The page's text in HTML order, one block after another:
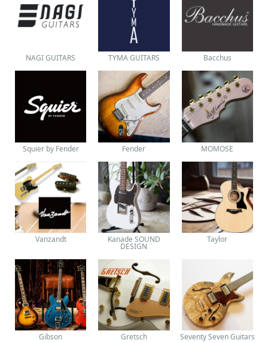
NAGI GUITARS TYMA GUITARS Bacchus
Squier by Fender Fender MOMOSE
Vanzandt Kanade SOUND
DESIGN
Taylor
Gibson Gretsch Seventy Seven Guitars